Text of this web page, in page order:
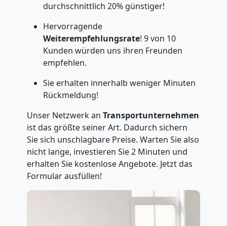
durchschnittlich 20% günstiger!
Hervorragende
Weiterempfehlungsrate! 9 von 10
Kunden würden uns ihren Freunden
empfehlen.
Sie erhalten innerhalb weniger Minuten
Rückmeldung!
Unser Netzwerk an Transportunternehmen
ist das größte seiner Art. Dadurch sichern
Sie sich unschlagbare Preise. Warten Sie also
nicht lange, investieren Sie 2 Minuten und
erhalten Sie kostenlose Angebote. Jetzt das
Formular ausfüllen!